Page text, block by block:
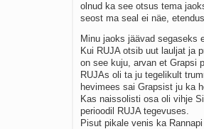
olnud ka see otsus tema
seost ma seal ei näe,
Minu jaoks jäävad segaseks
Kui RUJA otsib uut lauljat ja
on see kuju, arvan et Grapsi
RUJAs oli ta ju tegelikult
hevimees sai Grapsist ju ka
Kas naissolisti osa oli vihje
perioodil RUJA tegevuses.
Pisut pikale venis ka